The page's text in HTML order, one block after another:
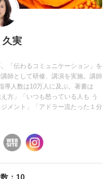
久実
「伝わるコミュニケーション」を
師として研修、講演を実施。講師
導人数は10万人に及ぶ。著書は
方」「いつも怒っている人も う
メント」「アドラー流たった１分
：10